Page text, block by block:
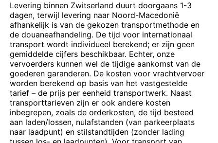
Levering binnen Zwitserland duurt doorgaans 1-3
dagen, terwijl levering naar Noord-Macedonië
afhankelijk is van de gekozen transportmethode en
de douaneafhandeling. De tijd voor internationaal
transport wordt individueel berekend; er zijn geen
gemiddelde cijfers beschikbaar. Echter, onze
vervoerders kunnen wel de tijdige aankomst van de
goederen garanderen. De kosten voor vrachtvervoer
worden berekend op basis van het vastgestelde
tarief – de prijs per eenheid transportwerk. Naast
transporttarieven zijn er ook andere kosten
inbegrepen, zoals de orderkosten, de tijd besteed
aan laden/lossen, nulafstanden (van parkeerplaats
naar laadpunt) en stilstandtijden (zonder lading